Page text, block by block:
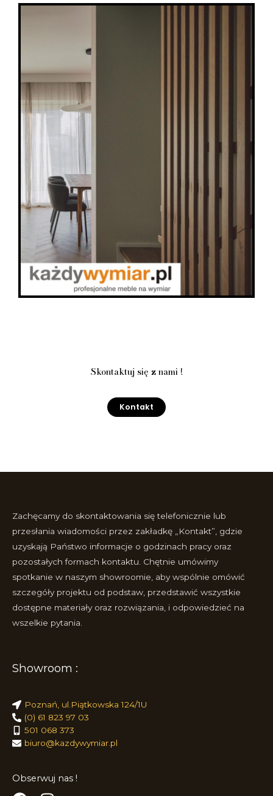
Skontaktuj się z nami !
Kontakt
Zachęcamy do skontaktowania się telefonicznie lub
przesłania wiadomości przez zakładkę „Kontakt”, gdzie
uzyskają Państwo informacje o godzinach pracy oraz
pozostałych formach kontaktu. Chętnie umówimy
spotkanie w naszym showroomie, aby wspólnie omówić
szczegóły projektu od podstaw, przedstawić wszystkie
dostępne materiały oraz rozwiązania, i odpowiedzieć na
wszelkie pytania.
Showroom :
Poznań, ul.Piątkowska 124/1U
(0) 61 823 97 03
501 068 373
biuro@kazdywymiar.pl
Obserwuj nas !